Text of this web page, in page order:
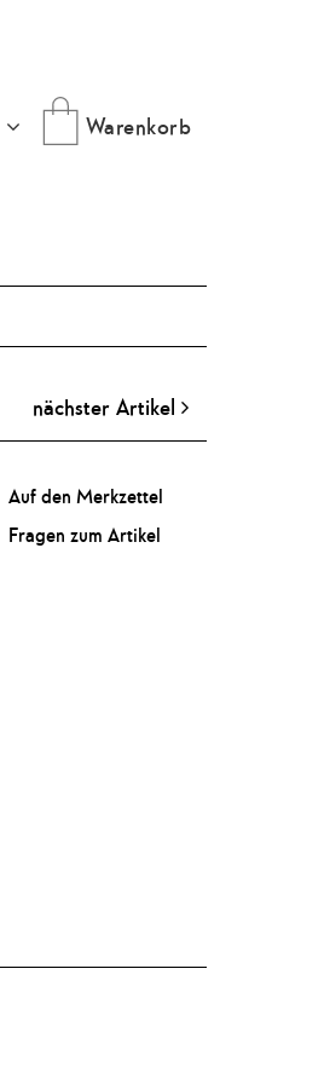
Warenkorb
nächster Artikel
Auf den Merkzettel
Fragen zum Artikel